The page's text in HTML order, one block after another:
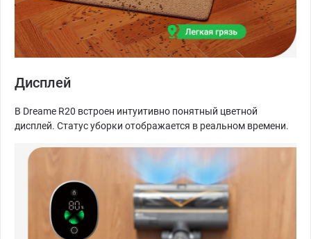
Дисплей
В Dreame R20 встроен интуитивно понятный цветной
дисплей. Статус уборки отображается в реальном времени.